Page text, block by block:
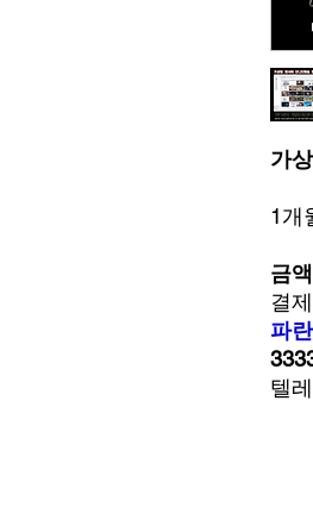
가
1개
금
결
파
텔